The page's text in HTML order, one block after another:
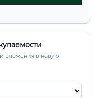
вложения в новую